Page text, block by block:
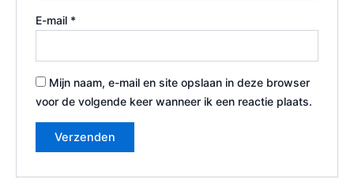
E-mail *
Mijn naam, e-mail en site opslaan in deze browser
voor de volgende keer wanneer ik een reactie plaats.